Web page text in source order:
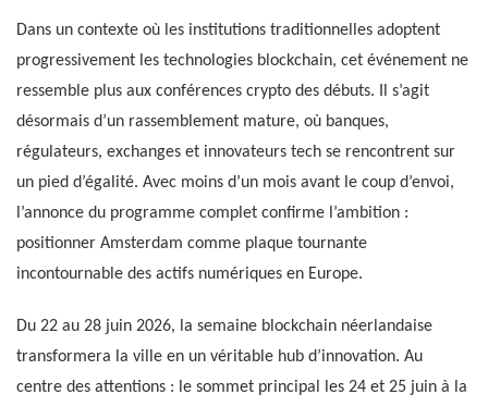
Dans un contexte où les institutions traditionnelles adoptent
progressivement les technologies blockchain, cet événement ne
ressemble plus aux conférences crypto des débuts. Il s’agit
désormais d’un rassemblement mature, où banques,
régulateurs, exchanges et innovateurs tech se rencontrent sur
un pied d’égalité. Avec moins d’un mois avant le coup d’envoi,
l’annonce du programme complet confirme l’ambition :
positionner Amsterdam comme plaque tournante
incontournable des actifs numériques en Europe.
Du 22 au 28 juin 2026, la semaine blockchain néerlandaise
transformera la ville en un véritable hub d’innovation. Au
centre des attentions : le sommet principal les 24 et 25 juin à la